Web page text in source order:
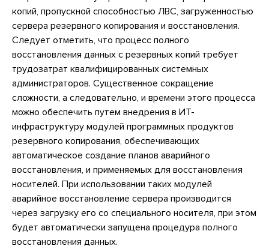
копий, пропускной способностью ЛВС, загруженностью
сервера резервного копирования и восстановления.
Следует отметить, что процесс полного
восстановления данных с резервных копий требует
трудозатрат квалифицированных системных
администраторов. Существенное сокращение
сложности, а следовательно, и времени этого процесса
можно обеспечить путем внедрения в ИТ-
инфраструктуру модулей программных продуктов
резервного копирования, обеспечивающих
автоматическое создание планов аварийного
восстановления, и применяемых для восстановления
носителей. При использовании таких модулей
аварийное восстановление сервера производится
через загрузку его со специального носителя, при этом
будет автоматически запущена процедура полного
восстановления данных.